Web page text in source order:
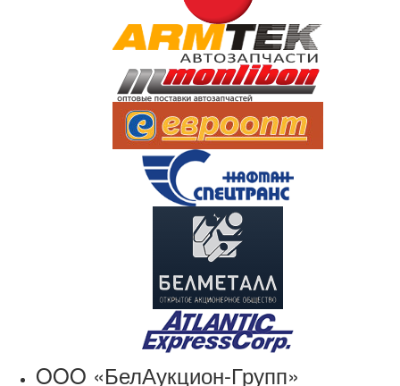
OOO «БелАукцион-Групп»